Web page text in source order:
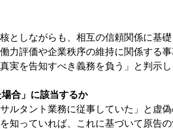
としながらも、相互の信頼関係に基
力評価や企業秩序の維持に関係する
実を告知すべき義務を負う」と判示し
合」に該当するか
ルタント業務に従事していた」と虚
知っていれば、これに基づいて原告